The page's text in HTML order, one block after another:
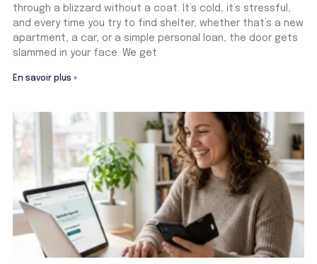
through a blizzard without a coat. It’s cold, it’s stressful,
and every time you try to find shelter, whether that’s a new
apartment, a car, or a simple personal loan, the door gets
slammed in your face. We get
En savoir plus »